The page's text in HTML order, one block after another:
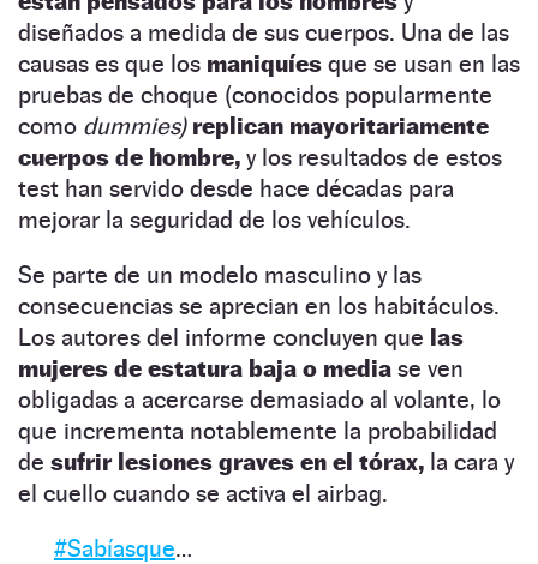
diseñados a medida de sus cuerpos. Una de las
causas es que los maniquíes que se usan en las
pruebas de choque (conocidos popularmente
como dummies) replican mayoritariamente
cuerpos de hombre, y los resultados de estos
test han servido desde hace décadas para
mejorar la seguridad de los vehículos.
Se parte de un modelo masculino y las
consecuencias se aprecian en los habitáculos.
Los autores del informe concluyen que las
mujeres de estatura baja o media se ven
obligadas a acercarse demasiado al volante, lo
que incrementa notablemente la probabilidad
de sufrir lesiones graves en el tórax, la cara y
el cuello cuando se activa el airbag.
#Sabíasque…